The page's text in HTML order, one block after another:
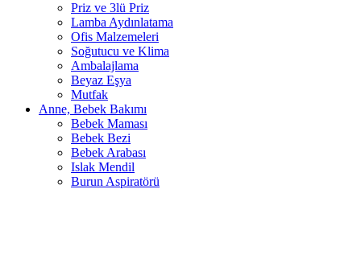
Priz ve 3lü Priz
Lamba Aydınlatama
Ofis Malzemeleri
Soğutucu ve Klima
Ambalajlama
Beyaz Eşya
Mutfak
Anne, Bebek Bakımı
Bebek Maması
Bebek Bezi
Bebek Arabası
Islak Mendil
Burun Aspiratörü